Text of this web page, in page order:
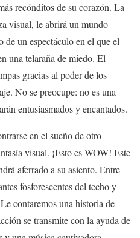
recónditos de su corazón. La
visual, le abrirá un mundo
de un espectáculo en el que el
una telaraña de miedo. El
gracias al poder de los
No se preocupe: no es una
entusiasmados y encantados.
en el sueño de otro
visual. ¡Esto es WOW! Este
aferrado a su asiento. Entre
fosforescentes del techo y
contaremos una historia de
se transmite con la ayuda de